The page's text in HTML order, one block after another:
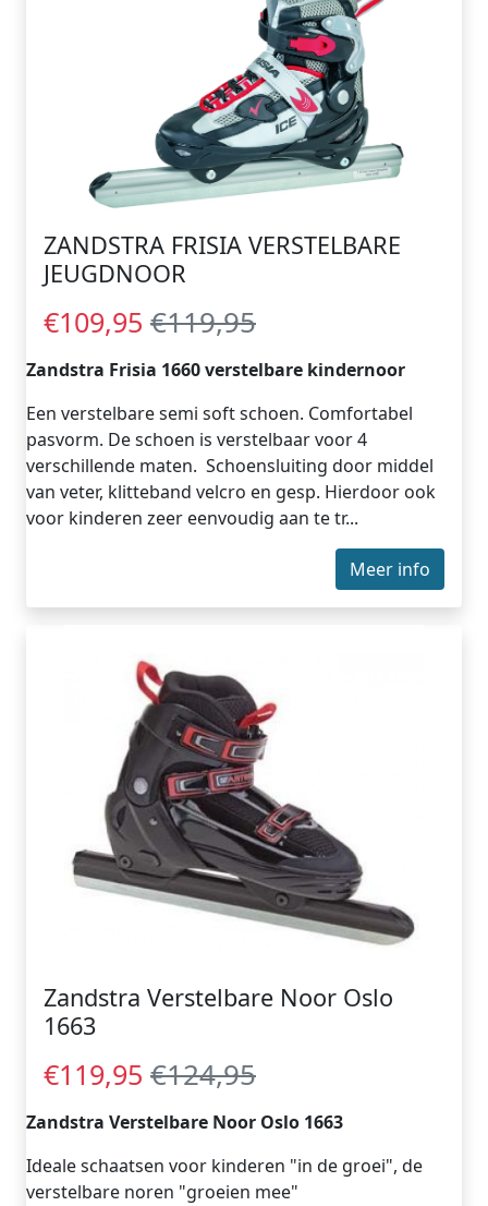
ZANDSTRA FRISIA VERSTELBARE
JEUGDNOOR
€109,95 €119,95
Zandstra Frisia 1660 verstelbare kindernoor
Een verstelbare semi soft schoen. Comfortabel
pasvorm. De schoen is verstelbaar voor 4
verschillende maten. Schoensluiting door middel
van veter, klitteband velcro en gesp. Hierdoor ook
voor kinderen zeer eenvoudig aan te tr...
Meer info
Zandstra Verstelbare Noor Oslo
1663
€119,95 €124,95
Zandstra Verstelbare Noor Oslo 1663
Ideale schaatsen voor kinderen "in de groei", de
verstelbare noren "groeien mee"